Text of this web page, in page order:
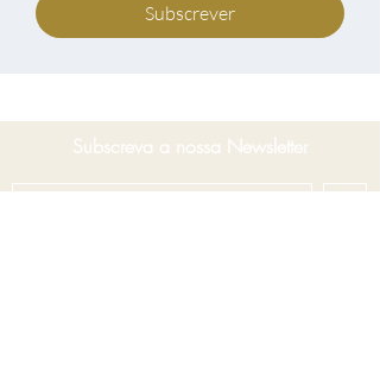
Subscrever
Subscreva a nossa Newsletter
>